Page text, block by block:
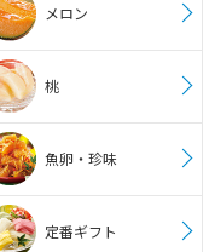
メロン
桃
魚卵・珍味
定番ギフト